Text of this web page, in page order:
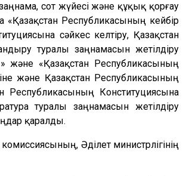
сот жүйесі және құқық қорғау
«Қазақстан Республикасының кейбір
сәйкес келтіру, Қазақстан
туралы заңнамасын жетілдіру
және «Қазақстан Республикасының
және Қазақстан Республикасының
Республикасының Конституциясына
туралы заңнамасын жетілдіру
қаралды.
Әділет министрлігінің